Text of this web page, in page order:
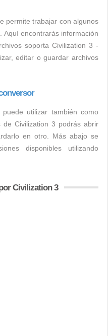
permite trabajar con algunos
Aquí encontrarás información
soporta Civilization 3 -
editar o guardar archivos
utilizar también como
de Civilization 3 podrás abrir
en otro. Más abajo se
disponibles utilizando
Civilization 3